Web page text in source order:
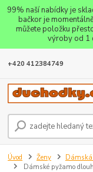
99% naší nabídky je
bačkor je
můžete položku
výroby od 1
+420 412384749
Úvod Ženy
Dámské pyžamo